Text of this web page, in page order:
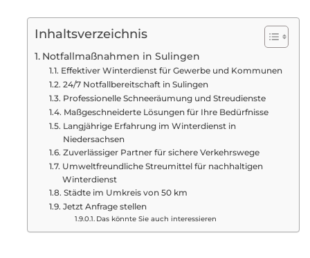
Inhaltsverzeichnis
Notfallmaßnahmen in Sulingen
Effektiver Winterdienst für Gewerbe und Kommunen
24/7 Notfallbereitschaft in Sulingen
Professionelle Schneeräumung und Streudienste
Maßgeschneiderte Lösungen für Ihre Bedürfnisse
Langjährige Erfahrung im Winterdienst in
Niedersachsen
Zuverlässiger Partner für sichere Verkehrswege
Umweltfreundliche Streumittel für nachhaltigen
Winterdienst
Städte im Umkreis von 50 km
Jetzt Anfrage stellen
Das könnte Sie auch interessieren